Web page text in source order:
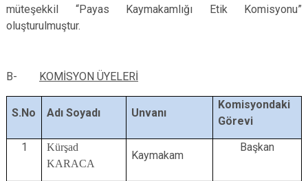
müteşekkil “Payas Kaymakamlığı Etik Komisyonu”
oluşturulmuştur.
B- KOMİSYON ÜYELERİ
S.No Adı Soyadı Unvanı
Komisyondaki
Görevi
1
Kürşad
KARACA
Kaymakam
Başkan